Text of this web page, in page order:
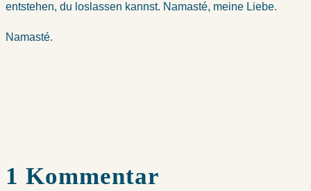
entstehen, du loslassen kannst. Namasté, meine Liebe.
Namasté.
1 Kommentar